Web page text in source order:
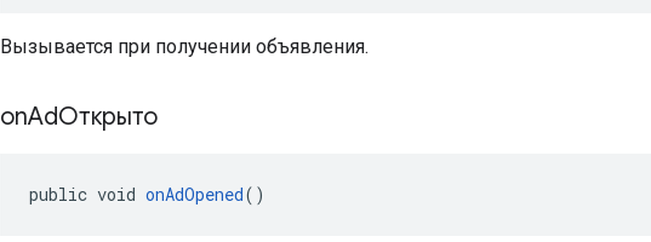
Вызывается при получении объявления.
onAdОткрыто
public void onAdOpened()